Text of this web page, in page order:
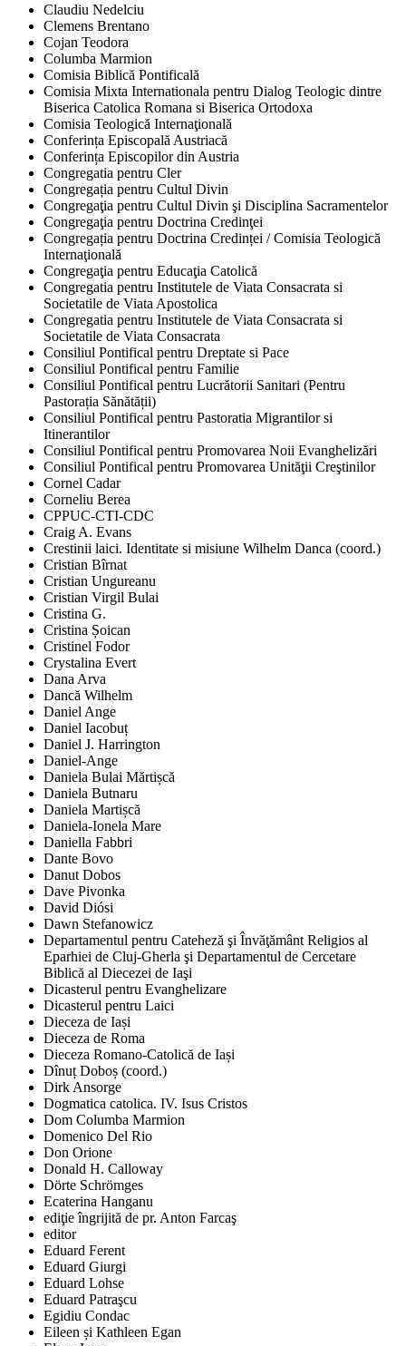
Claudiu Nedelciu
Clemens Brentano
Cojan Teodora
Columba Marmion
Comisia Biblică Pontificală
Comisia Mixta Internationala pentru Dialog Teologic dintre
Biserica Catolica Romana si Biserica Ortodoxa
Comisia Teologică Internaţională
Conferința Episcopală Austriacă
Conferința Episcopilor din Austria
Congregatia pentru Cler
Congregația pentru Cultul Divin
Congregaţia pentru Cultul Divin şi Disciplina Sacramentelor
Congregaţia pentru Doctrina Credinţei
Congregația pentru Doctrina Credinței / Comisia Teologică
Internaţională
Congregaţia pentru Educaţia Catolică
Congregatia pentru Institutele de Viata Consacrata si
Societatile de Viata Apostolica
Congregatia pentru Institutele de Viata Consacrata si
Societatile de Viata Consacrata
Consiliul Pontifical pentru Dreptate si Pace
Consiliul Pontifical pentru Familie
Consiliul Pontifical pentru Lucrătorii Sanitari (Pentru
Pastorația Sănătății)
Consiliul Pontifical pentru Pastoratia Migrantilor si
Itinerantilor
Consiliul Pontifical pentru Promovarea Noii Evanghelizări
Consiliul Pontifical pentru Promovarea Unităţii Creştinilor
Cornel Cadar
Corneliu Berea
CPPUC-CTI-CDC
Craig A. Evans
Crestinii laici. Identitate si misiune Wilhelm Danca (coord.)
Cristian Bîrnat
Cristian Ungureanu
Cristian Virgil Bulai
Cristina G.
Cristina Șoican
Cristinel Fodor
Crystalina Evert
Dana Arva
Dancă Wilhelm
Daniel Ange
Daniel Iacobuț
Daniel J. Harrington
Daniel-Ange
Daniela Bulai Mărtișcă
Daniela Butnaru
Daniela Martișcă
Daniela-Ionela Mare
Daniella Fabbri
Dante Bovo
Danut Dobos
Dave Pivonka
David Diósi
Dawn Stefanowicz
Departamentul pentru Cateheză şi Învăţământ Religios al
Eparhiei de Cluj-Gherla şi Departamentul de Cercetare
Biblică al Diecezei de Iaşi
Dicasterul pentru Evanghelizare
Dicasterul pentru Laici
Dieceza de Iași
Dieceza de Roma
Dieceza Romano-Catolică de Iași
Dînuț Doboș (coord.)
Dirk Ansorge
Dogmatica catolica. IV. Isus Cristos
Dom Columba Marmion
Domenico Del Rio
Don Orione
Donald H. Calloway
Dörte Schrömges
Ecaterina Hanganu
ediţie îngrijită de pr. Anton Farcaş
editor
Eduard Ferent
Eduard Giurgi
Eduard Lohse
Eduard Patraşcu
Egidiu Condac
Eileen și Kathleen Egan